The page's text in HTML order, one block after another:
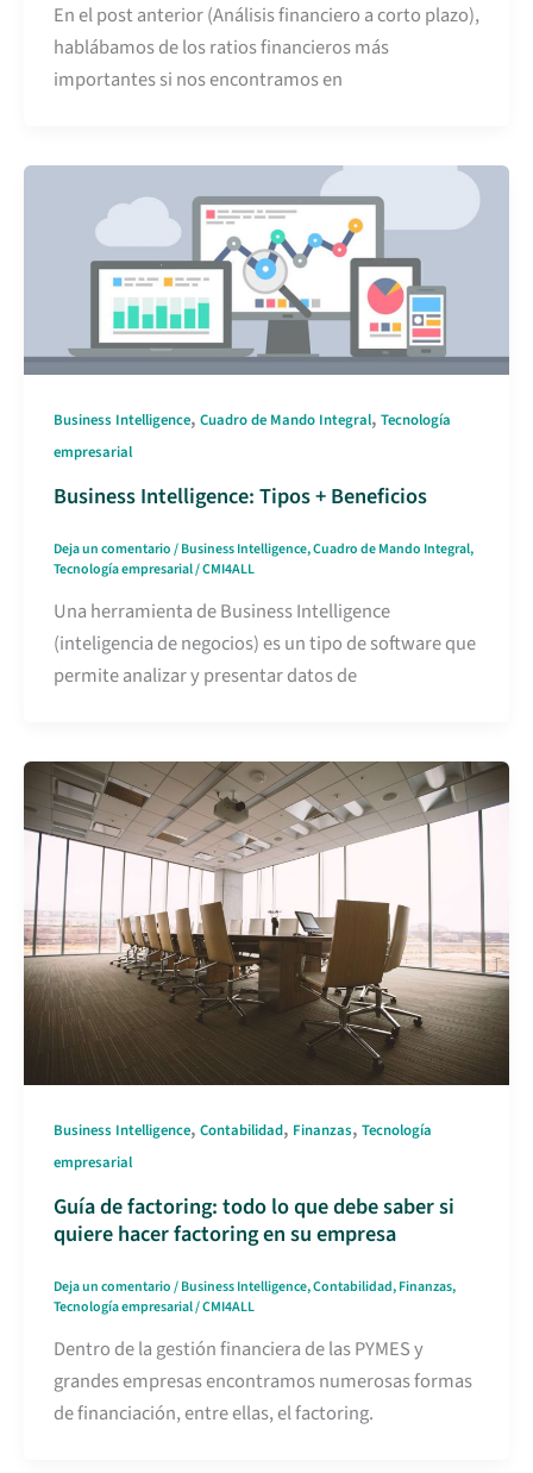
En el post anterior (Análisis financiero a corto plazo),
hablábamos de los ratios financieros más
importantes si nos encontramos en
Business Intelligence, Cuadro de Mando Integral, Tecnología
empresarial
Business Intelligence: Tipos + Beneficios
Deja un comentario/Business Intelligence,Cuadro de Mando Integral,
Tecnología empresarial/CMI4ALL
Una herramienta de Business Intelligence
(inteligencia de negocios) es un tipo de software que
permite analizar y presentar datos de
Business Intelligence, Contabilidad, Finanzas, Tecnología
empresarial
Guía de factoring: todo lo que debe saber si
quiere hacer factoring en su empresa
Deja un comentario/Business Intelligence,Contabilidad,Finanzas,
Tecnología empresarial/CMI4ALL
Dentro de la gestión financiera de las PYMES y
grandes empresas encontramos numerosas formas
de financiación, entre ellas, el factoring.